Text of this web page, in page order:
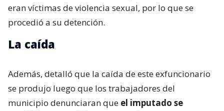
eran víctimas de violencia sexual, por lo que se
procedió a su detención.
La caída
Además, detalló que la caída de este exfuncionario
se produjo luego que los trabajadores del
municipio denunciaran que el imputado se